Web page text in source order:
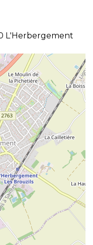
L'Herbergement